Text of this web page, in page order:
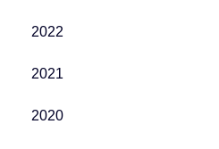
2022
2021
2020